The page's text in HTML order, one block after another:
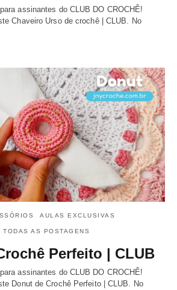
assinantes do CLUB DO CROCHÊ!
Chaveiro Urso de crochê | CLUB. No
AULAS EXCLUSIVAS
TODAS AS POSTAGENS
Perfeito | CLUB
assinantes do CLUB DO CROCHÊ!
Donut de Crochê Perfeito | CLUB. No